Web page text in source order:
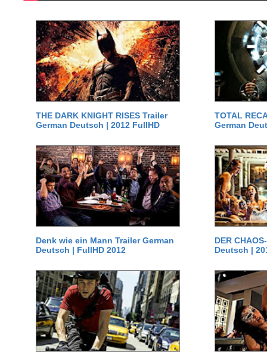
THE DARK KNIGHT RISES Trailer
German Deutsch | 2012 FullHD
TOTAL
German
Denk wie ein Mann Trailer German
Deutsch | FullHD 2012
DER
Deutsch |